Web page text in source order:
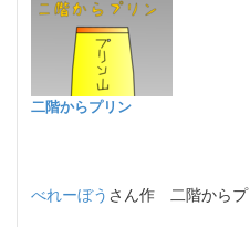
二階からプリン
べれーぼう さん作 二階からプ